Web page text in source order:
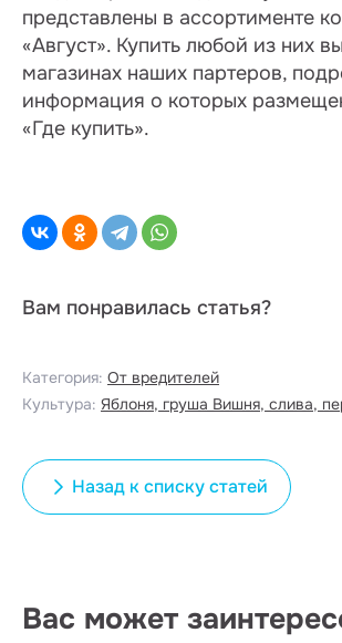
представлены в ассортименте
«Август». Купить любой из них
магазинах наших партеров,
информация о которых
«Где купить».
Вам понравилась статья?
Категория: От вредителей
Культура: Яблоня, груша Вишня, слива,
Назад к списку статей
Вас может